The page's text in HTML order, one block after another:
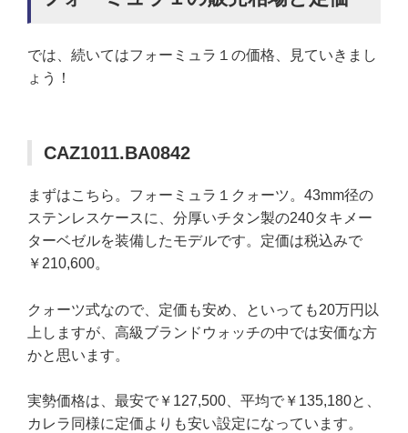
では、続いてはフォーミュラ１の価格、見ていきまし
ょう！
CAZ1011.BA0842
まずはこちら。フォーミュラ１クォーツ。43mm径の
ステンレスケースに、分厚いチタン製の240タキメー
ターベゼルを装備したモデルです。定価は税込みで
￥210,600。
クォーツ式なので、定価も安め、といっても20万円以
上しますが、高級ブランドウォッチの中では安価な方
かと思います。
実勢価格は、最安で￥127,500、平均で￥135,180と、
カレラ同様に定価よりも安い設定になっています。